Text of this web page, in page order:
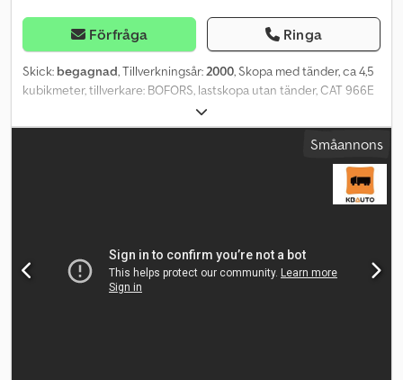
Förfråga Ringa
Skick: begagnad, Tillverkningsår:2000, Skopa med tänder, ca 4,5
kubikmeter, tillverkare: BOFORS, lastskopa utan tänder, CAT 966E
Småannons